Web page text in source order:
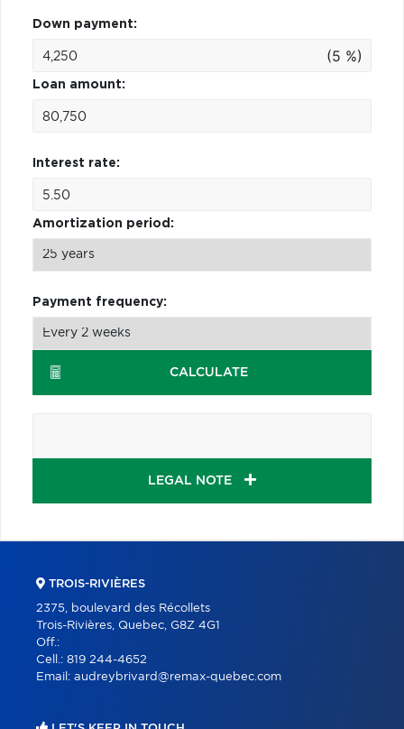
Down payment:
(5 %)
Loan amount:
Interest rate:
Amortization period:
Payment frequency:
CALCULATE
LEGAL NOTE
TROIS-RIVIÈRES
2375, boulevard des Récollets
Trois-Rivières, Quebec, G8Z 4G1
Off.:
Cell.: 819 244-4652
Email: audreybrivard@remax-quebec.com